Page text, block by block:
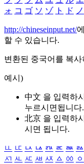
ォ コ ゴ ソ ゾ ト ド ノ
http://chineseinput.net/
할 수 있습니다.
변환된 중국어를 복
예시)
中文 을 입력하
누르시면됩니다.
北京 을 입력하
시면 됩니다.
ㅥ ㅦ ㅧ ㅨ ㅩ ㅪ ㅫ ㅬ
ㅺ ㅻ ㅼ ㅽ ㅾ ㅿ ㆀ ㆁ